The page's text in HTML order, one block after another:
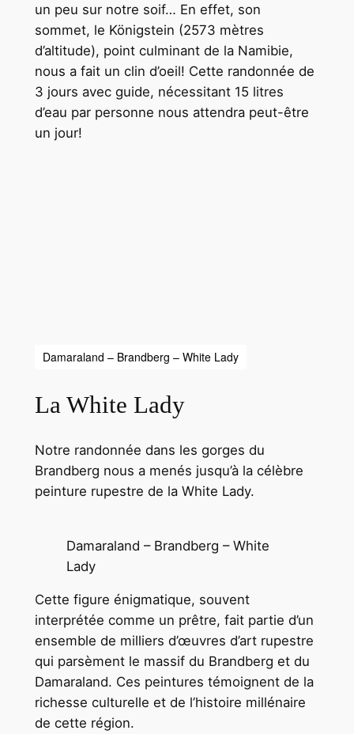
un peu sur notre soif… En effet, son
sommet, le Königstein (2573 mètres
d’altitude), point culminant de la Namibie,
nous a fait un clin d’oeil! Cette randonnée de
3 jours avec guide, nécessitant 15 litres
d’eau par personne nous attendra peut-être
un jour!
Damaraland – Brandberg – White Lady
La White Lady
Notre randonnée dans les gorges du
Brandberg nous a menés jusqu’à la célèbre
peinture rupestre de la White Lady.
Damaraland – Brandberg – White
Lady
Cette figure énigmatique, souvent
interprétée comme un prêtre, fait partie d’un
ensemble de milliers d’œuvres d’art rupestre
qui parsèment le massif du Brandberg et du
Damaraland. Ces peintures témoignent de la
richesse culturelle et de l’histoire millénaire
de cette région.